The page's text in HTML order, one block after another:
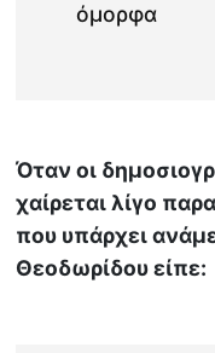
όμορφα
Όταν οι
χαίρεται λίγο
που υπάρχει
Θεοδωρίδου είπε: